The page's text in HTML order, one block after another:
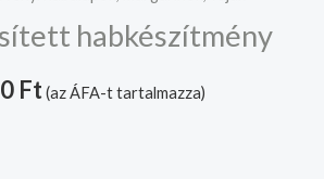
habkészítmény
Ft(az ÁFA-t tartalmazza)